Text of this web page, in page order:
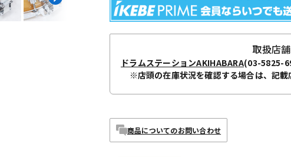
取扱店舗
ドラムステーションAKIHABARA(03-5825-
※店頭の在庫状況を確認する場合は、記載
商品についてのお問い合わせ